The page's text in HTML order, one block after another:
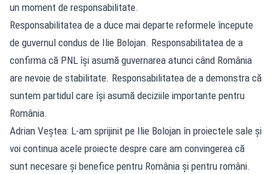
un moment de responsabilitate.
Responsabilitatea de a duce mai departe reformele începute
de guvernul condus de Ilie Bolojan. Responsabilitatea de a
confirma că PNL își asumă guvernarea atunci când România
are nevoie de stabilitate. Responsabilitatea de a demonstra că
suntem partidul care își asumă deciziile importante pentru
România.
Adrian Veștea: L-am sprijinit pe Ilie Bolojan în proiectele sale și
voi continua acele proiecte despre care am convingerea că
sunt necesare și benefice pentru România și pentru români.